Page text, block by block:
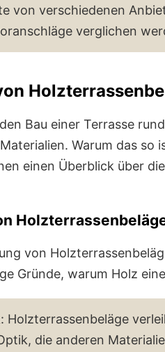
von verschiedenen
verglichen
Bau einer Terrasse
Warum das so
einen Überblick über
von
Gründe, warum Holz
Holzterrassenbeläge
die anderen